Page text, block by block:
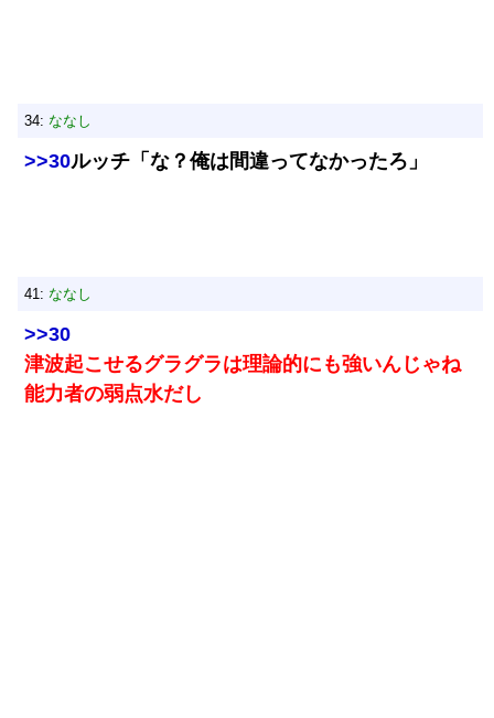
34: ななし
>>30ルッチ「な？俺は間違ってなかったろ」
41: ななし
>>30
津波起こせるグラグラは理論的にも強いんじゃね
能力者の弱点水だし